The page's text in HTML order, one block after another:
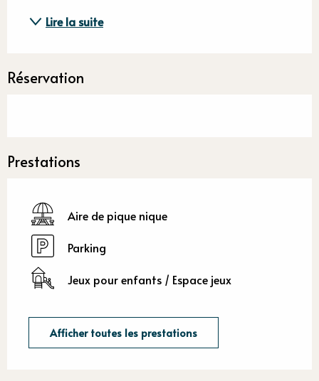
Lire la suite
Réservation
Prestations
Aire de pique nique
Parking
Jeux pour enfants / Espace jeux
Afficher toutes les prestations